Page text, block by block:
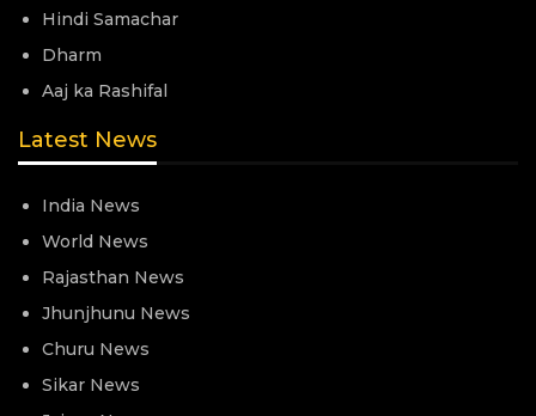
Hindi Samachar
Dharm
Aaj ka Rashifal
Latest News
India News
World News
Rajasthan News
Jhunjhunu News
Churu News
Sikar News